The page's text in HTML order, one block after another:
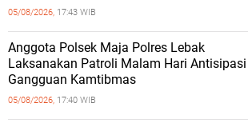
05/08/2026, 17:43 WIB
Anggota Polsek Maja Polres Lebak
Laksanakan Patroli Malam Hari Antisipasi
Gangguan Kamtibmas
05/08/2026, 17:40 WIB